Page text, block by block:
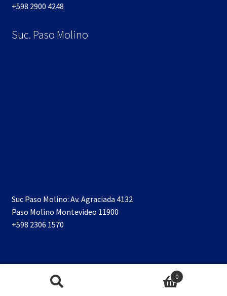
+598 2900 4248
Suc. Paso Molino
Suc Paso Molino: Av. Agraciada 4132
Paso Molino Montevideo 11900
+598 2306 1570
0